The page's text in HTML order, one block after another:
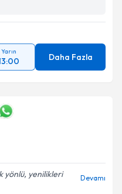
Yarın
Daha Fazla
yönlü, yenilikleri
Devamı